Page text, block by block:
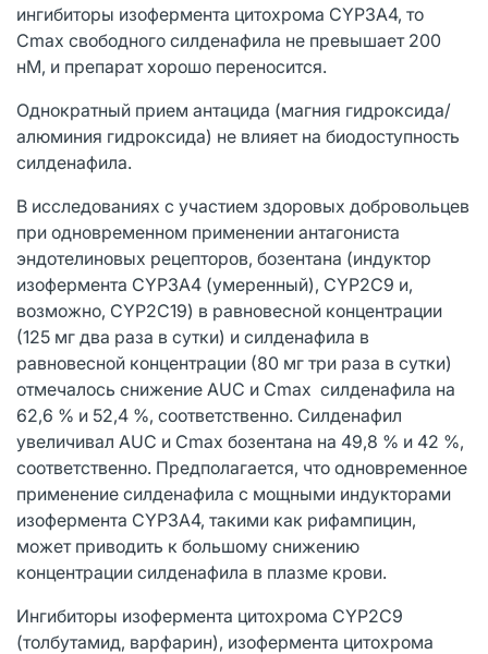
ингибиторы изофермента цитохрома CYP3A4, то
Cmax свободного силденафила не превышает 200
нМ, и препарат хорошо переносится.
Однократный прием антацида (магния гидроксида/
алюминия гидроксида) не влияет на биодоступность
силденафила.
В исследованиях с участием здоровых добровольцев
при одновременном применении антагониста
эндотелиновых рецепторов, бозентана (индуктор
изофермента CYP3A4 (умеренный), CYP2C9 и,
возможно, CYP2С19) в равновесной концентрации
(125 мг два раза в сутки) и силденафила в
равновесной концентрации (80 мг три раза в сутки)
отмечалось снижение AUC и Cmax силденафила на
62,6 % и 52,4 %, соответственно. Силденафил
увеличивал AUC и Cmax бозентана на 49,8 % и 42 %,
соответственно. Предполагается, что одновременное
применение силденафила с мощными индукторами
изофермента CYP3A4, такими как рифампицин,
может приводить к большому снижению
концентрации силденафила в плазме крови.
Ингибиторы изофермента цитохрома CYP2C9
(толбутамид, варфарин), изофермента цитохрома